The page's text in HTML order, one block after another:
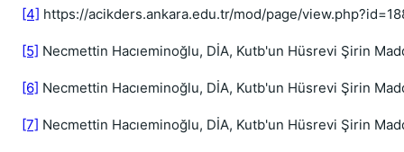
[4] https://acikders.ankara.edu.tr/mod/page/
[5] Necmettin Hacıeminoğlu, DİA, Kutb'un Hüsrevi Şirin
[6] Necmettin Hacıeminoğlu, DİA, Kutb'un Hüsrevi Şirin
[7] Necmettin Hacıeminoğlu, DİA, Kutb'un Hüsrevi Şirin